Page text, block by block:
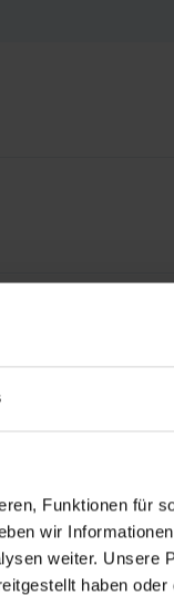
Funktionen für
wir
weiter. Unsere
haben